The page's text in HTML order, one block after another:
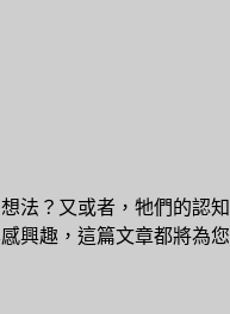
法？又或者，牠們的認
趣，這篇文章都將為